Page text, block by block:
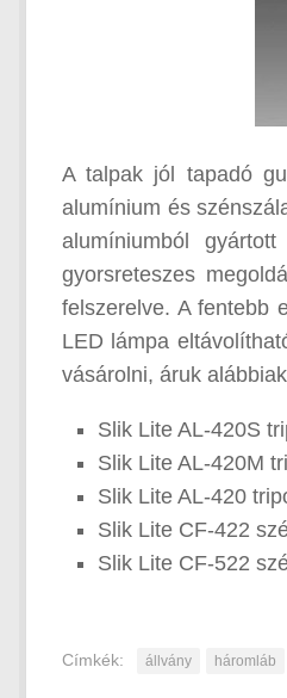
A talpak jól tapadó
alumínium és
alumíniumból
gyorsreteszes
felszerelve. A fentebb
LED lámpa
vásárolni, áruk
Slik Lite AL-420S
Slik Lite AL-420M
Slik Lite AL-420
Slik Lite CF-422
Slik Lite CF-522
Címkék: állvány háromláb